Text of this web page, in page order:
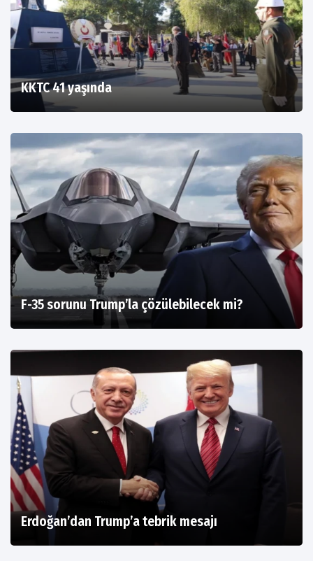
KKTC 41 yaşında
F-35 sorunu Trump’la çözülebilecek mi?
Erdoğan’dan Trump’a tebrik mesajı